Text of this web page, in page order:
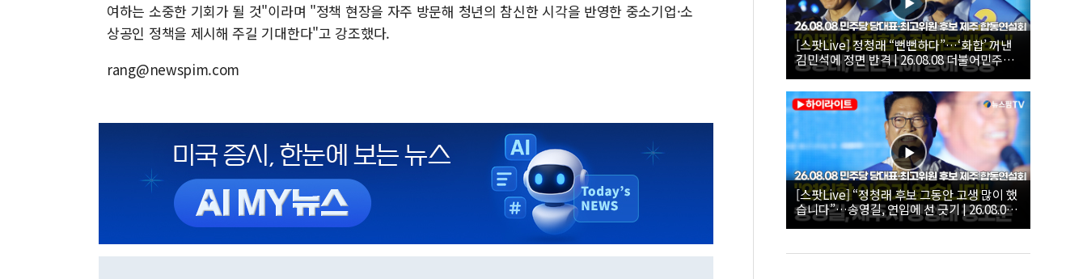
여하는 소중한 기회가 될 것"이라며 "정책 현장을 자주 방문해 청년의 참신한 시각을 반영한 중소기업·소
상공인 정책을 제시해 주길 기대한다"고 강조했다.
rang@newspim.com
[스팟Live] 정청래 “뻔뻔하다”…‘화합’ 꺼낸
김민석에 정면 반격 | 26.08.08 더불어민주당
당대표·최고위원 후보 제주 합동연설회
[스팟Live] “정청래 후보 그동안 고생 많이 했
습니다”…송영길, 연임에 선 긋기 | 26.08.08
더불어민주당 당대표·최고위원 후보 제주 합